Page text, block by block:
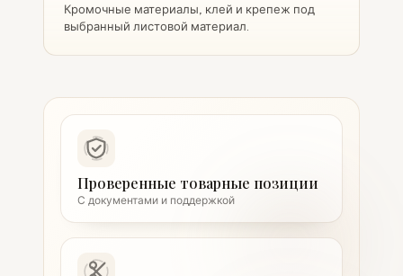
Кромочные материалы, клей и крепеж под
выбранный листовой материал.
Проверенные товарные позиции
С документами и поддержкой